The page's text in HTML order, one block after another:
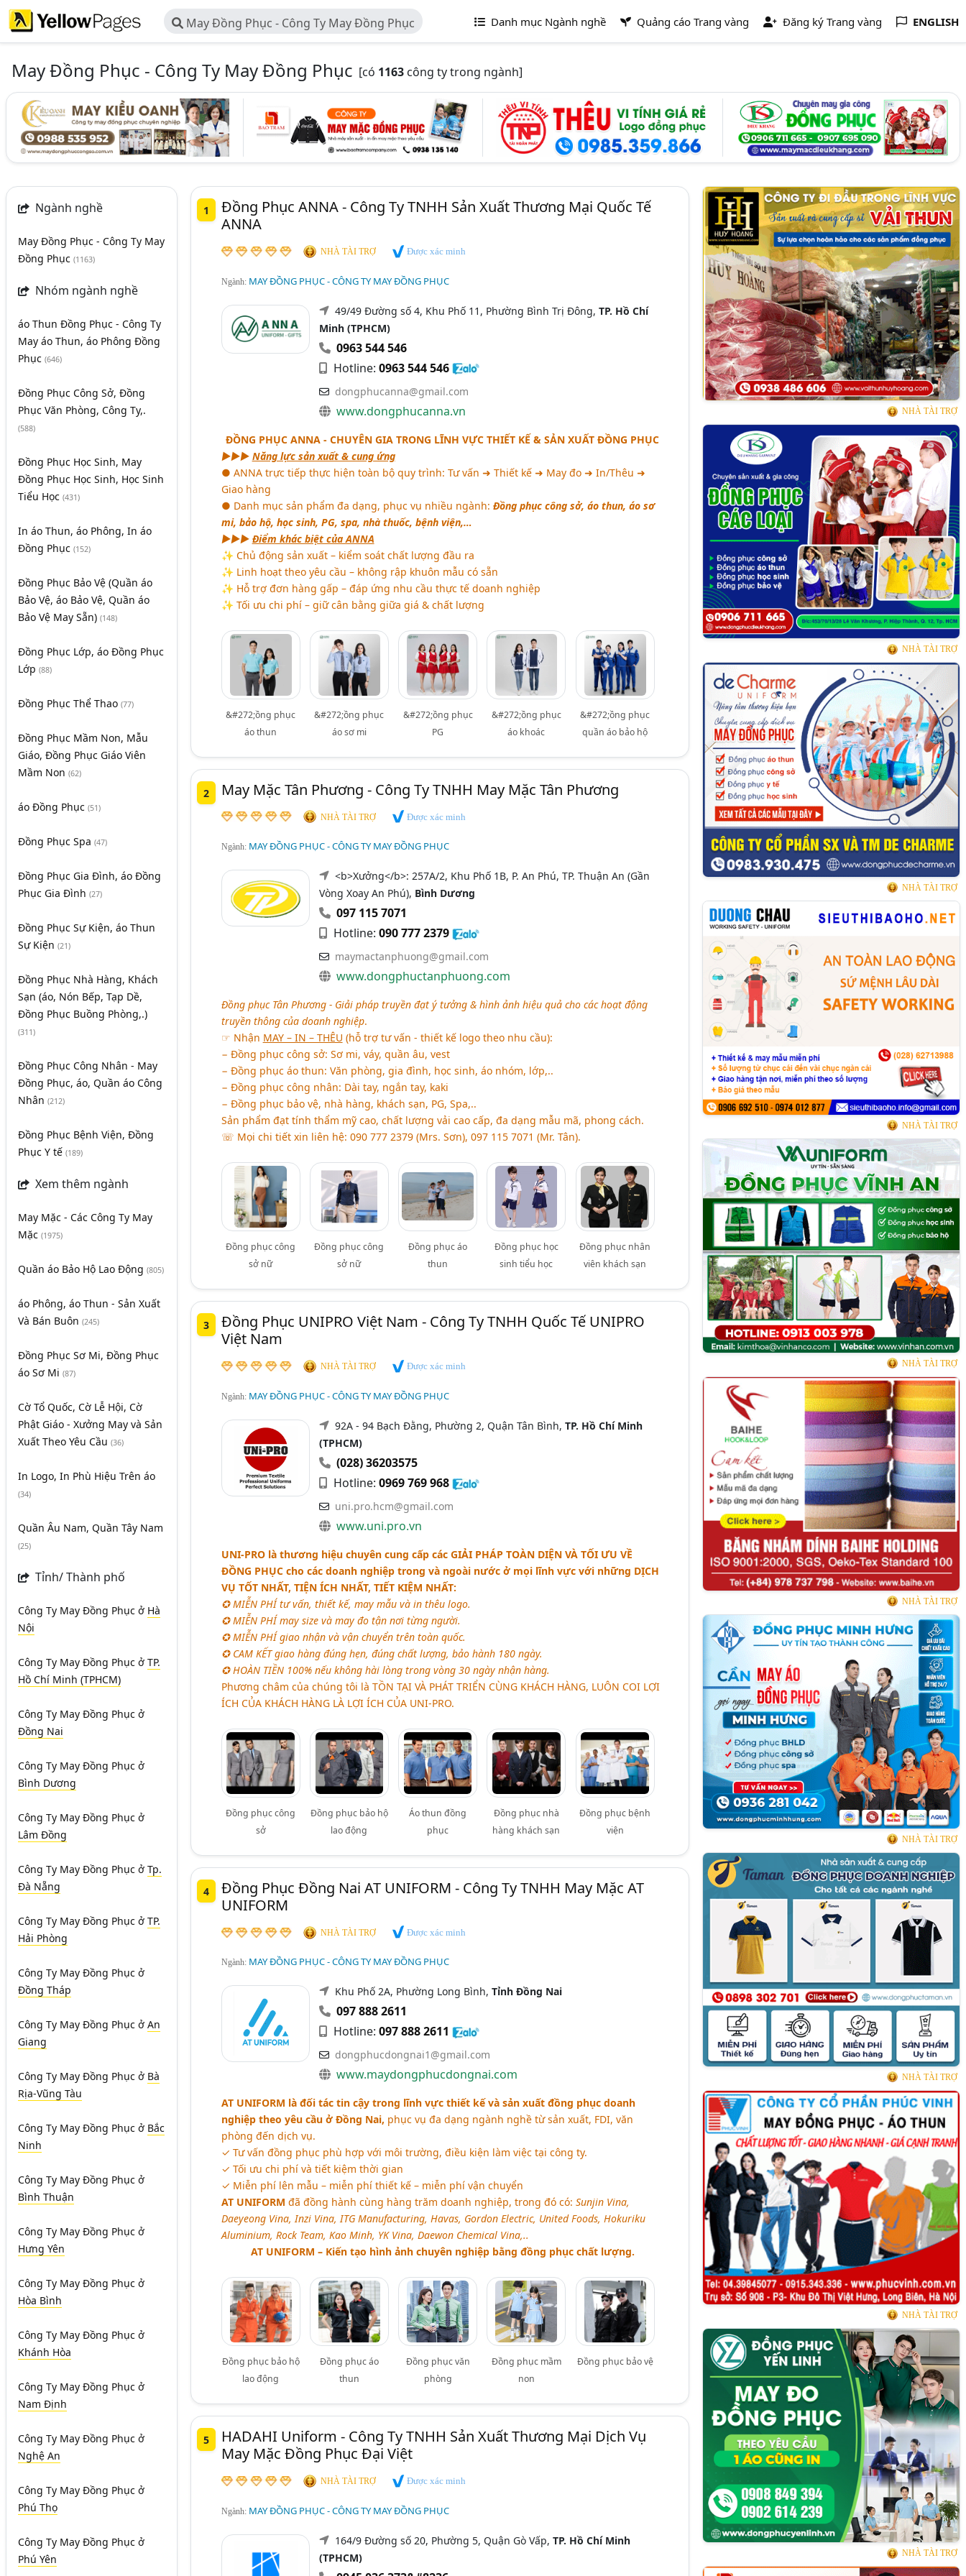
May Đồng Phục - Công Ty May Đồng Phục Danh mục Ngành nghề Quảng cáo Trang vàng Đăng ký Trang vàng ENGLISH
May Đồng Phục - Công Ty May Đồng Phục [có 1163 công ty trong ngành]
Ngành nghề
May Đồng Phục - Công Ty May
Đồng Phục (1163)
Nhóm ngành nghề
áo Thun Đồng Phục - Công Ty
May áo Thun, áo Phông Đồng
Phục (646)
Đồng Phục Công Sở, Đồng
Phục Văn Phòng, Công Ty,.
(588)
Đồng Phục Học Sinh, May
Đồng Phục Học Sinh, Học Sinh
Tiểu Học (431)
In áo Thun, áo Phông, In áo
Đồng Phục (152)
Đồng Phục Bảo Vệ (Quần áo
Bảo Vệ, áo Bảo Vệ, Quần áo
Bảo Vệ May Sẵn) (148)
Đồng Phục Lớp, áo Đồng Phục
Lớp (88)
Đồng Phục Thể Thao (77)
Đồng Phục Mầm Non, Mẫu
Giáo, Đồng Phục Giáo Viên
Mầm Non (62)
áo Đồng Phục (51)
Đồng Phục Spa (47)
Đồng Phục Gia Đình, áo Đồng
Phục Gia Đình (27)
Đồng Phục Sự Kiện, áo Thun
Sự Kiện (21)
Đồng Phục Nhà Hàng, Khách
Sạn (áo, Nón Bếp, Tạp Dề,
Đồng Phục Buồng Phòng,.)
(311)
Đồng Phục Công Nhân - May
Đồng Phục, áo, Quần áo Công
Nhân (212)
Đồng Phục Bệnh Viện, Đồng
Phục Y tế (189)
Xem thêm ngành
May Mặc - Các Công Ty May
Mặc (1975)
Quần áo Bảo Hộ Lao Động (805)
áo Phông, áo Thun - Sản Xuất
Và Bán Buôn (245)
Đồng Phục Sơ Mi, Đồng Phục
áo Sơ Mi (87)
Cờ Tổ Quốc, Cờ Lễ Hội, Cờ
Phật Giáo - Xưởng May và Sản
Xuất Theo Yêu Cầu (36)
In Logo, In Phù Hiệu Trên áo
(34)
Quần Âu Nam, Quần Tây Nam
(25)
Tỉnh/ Thành phố
Công Ty May Đồng Phục ở Hà
Nội
Công Ty May Đồng Phục ở TP.
Hồ Chí Minh (TPHCM)
Công Ty May Đồng Phục ở
Đồng Nai
Công Ty May Đồng Phục ở
Bình Dương
Công Ty May Đồng Phục ở
Lâm Đồng
Công Ty May Đồng Phục ở Tp.
Đà Nẵng
Công Ty May Đồng Phục ở TP.
Hải Phòng
Công Ty May Đồng Phục ở
Đồng Tháp
Công Ty May Đồng Phục ở An
Giang
Công Ty May Đồng Phục ở Bà
Rịa-Vũng Tàu
Công Ty May Đồng Phục ở Bắc
Ninh
Công Ty May Đồng Phục ở
Bình Thuận
Công Ty May Đồng Phục ở
Hưng Yên
Công Ty May Đồng Phục ở
Hòa Bình
Công Ty May Đồng Phục ở
Khánh Hòa
Công Ty May Đồng Phục ở
Nam Định
Công Ty May Đồng Phục ở
Nghệ An
Công Ty May Đồng Phục ở
Phú Thọ
Công Ty May Đồng Phục ở
Phú Yên
1
Đồng Phục ANNA - Công Ty TNHH Sản Xuất Thương Mại Quốc Tế
ANNA
NHÀ TÀI TRỢ Được xác minh
Ngành: MAY ĐỒNG PHỤC - CÔNG TY MAY ĐỒNG PHỤC
49/49 Đường số 4, Khu Phố 11, Phường Bình Trị Đông, TP. Hồ Chí
Minh (TPHCM)
0963 544 546
Hotline: 0963 544 546
dongphucanna@gmail.com
www.dongphucanna.vn
ĐỒNG PHỤC ANNA - CHUYÊN GIA TRONG LĨNH VỰC THIẾT KẾ & SẢN XUẤT ĐỒNG PHỤC
►►► Năng lực sản xuất & cung ứng
● ANNA trực tiếp thực hiện toàn bộ quy trình: Tư vấn ➜ Thiết kế ➜ May đo ➜ In/Thêu ➜
Giao hàng
● Danh mục sản phẩm đa dạng, phục vụ nhiều ngành: Đồng phục công sở, áo thun, áo sơ
mi, bảo hộ, học sinh, PG, spa, nhà thuốc, bệnh viện,…
►►► Điểm khác biệt của ANNA
✨ Chủ động sản xuất – kiểm soát chất lượng đầu ra
✨ Linh hoạt theo yêu cầu – không rập khuôn mẫu có sẵn
✨ Hỗ trợ đơn hàng gấp – đáp ứng nhu cầu thực tế doanh nghiệp
✨ Tối ưu chi phí – giữ cân bằng giữa giá & chất lượng
&#272;ồng phục
áo thun
&#272;ồng phục
áo sơ mi
&#272;ồng phục
PG
&#272;ồng phục
áo khoác
&#272;ồng phục
quần áo bảo hộ
2 May Mặc Tân Phương - Công Ty TNHH May Mặc Tân Phương
NHÀ TÀI TRỢ Được xác minh
Ngành: MAY ĐỒNG PHỤC - CÔNG TY MAY ĐỒNG PHỤC
<b>Xưởng</b>: 257A/2, Khu Phố 1B, P. An Phú, TP. Thuận An (Gần
Vòng Xoay An Phú), Bình Dương
097 115 7071
Hotline: 090 777 2379
maymactanphuong@gmail.com
www.dongphuctanphuong.com
Đồng phục Tân Phương - Giải pháp truyền đạt ý tưởng & hình ảnh hiệu quả cho các hoạt động
truyền thông của doanh nghiệp.
☞ Nhận MAY – IN – THÊU (hỗ trợ tư vấn - thiết kế logo theo nhu cầu):
− Đồng phục công sở: Sơ mi, váy, quần âu, vest
− Đồng phục áo thun: Văn phòng, gia đình, học sinh, áo nhóm, lớp,..
− Đồng phục công nhân: Dài tay, ngắn tay, kaki
− Đồng phục bảo vệ, nhà hàng, khách sạn, PG, Spa,..
Sản phẩm đạt tính thẩm mỹ cao, chất lượng vải cao cấp, đa dạng mẫu mã, phong cách.
☏ Mọi chi tiết xin liên hệ: 090 777 2379 (Mrs. Sơn), 097 115 7071 (Mr. Tân).
Đồng phục công
sở nữ
Đồng phục công
sở nữ
Đồng phục áo
thun
Đồng phục học
sinh tiểu học
Đồng phục nhân
viên khách sạn
3
Đồng Phục UNIPRO Việt Nam - Công Ty TNHH Quốc Tế UNIPRO
Việt Nam
NHÀ TÀI TRỢ Được xác minh
Ngành: MAY ĐỒNG PHỤC - CÔNG TY MAY ĐỒNG PHỤC
92A - 94 Bạch Đằng, Phường 2, Quận Tân Bình, TP. Hồ Chí Minh
(TPHCM)
(028) 36203575
Hotline: 0969 769 968
uni.pro.hcm@gmail.com
www.uni.pro.vn
UNI-PROlà thương hiệu chuyên cung cấp các GIẢI PHÁP TOÀN DIỆN VÀ TỐI ƯU VỀ
ĐỒNG PHỤCcho các doanh nghiệp trong và ngoài nước ở mọi lĩnh vực với những DỊCH
VỤ TỐT NHẤT, TIỆN ÍCH NHẤT, TIẾT KIỆM NHẤT:
✪ MIỄN PHÍ tư vấn, thiết kế, may mẫu và in thêu logo.
✪ MIỄN PHÍ may size và may đo tận nơi từng người.
✪ MIỄN PHÍ giao nhận và vận chuyển trên toàn quốc.
✪ CAM KẾT giao hàng đúng hẹn, đúng chất lượng, bảo hành 180 ngày.
✪ HOÀN TIỀN 100% nếu không hài lòng trong vòng 30 ngày nhận hàng.
Phương châm của chúng tôi là TỒN TẠI VÀ PHÁT TRIỂN CÙNG KHÁCH HÀNG, LUÔN COI LỢI
ÍCH CỦA KHÁCH HÀNG LÀ LỢI ÍCH CỦA UNI-PRO.
Đồng phục công
sở
Đồng phục bảo hộ
lao động
Áo thun đồng
phục
Đồng phục nhà
hàng khách sạn
Đồng phục bệnh
viện
4
Đồng Phục Đồng Nai AT UNIFORM - Công Ty TNHH May Mặc AT
UNIFORM
NHÀ TÀI TRỢ Được xác minh
Ngành: MAY ĐỒNG PHỤC - CÔNG TY MAY ĐỒNG PHỤC
Khu Phố 2A, Phường Long Bình, Tỉnh Đồng Nai
097 888 2611
Hotline: 097 888 2611
dongphucdongnai1@gmail.com
www.maydongphucdongnai.com
AT UNIFORM là đối tác tin cậy trong lĩnh vực thiết kế và sản xuất đồng phục doanh
nghiệp theo yêu cầu ở Đồng Nai, phục vụ đa dạng ngành nghề từ sản xuất, FDI, văn
phòng đến dịch vụ.
✓ Tư vấn đồng phục phù hợp với môi trường, điều kiện làm việc tại công ty.
✓ Tối ưu chi phí và tiết kiệm thời gian
✓ Miễn phí lên mẫu – miễn phí thiết kế – miễn phí vận chuyển
AT UNIFORM đã đồng hành cùng hàng trăm doanh nghiệp, trong đó có: Sunjin Vina,
Daeyeong Vina, Inzi Vina, ITG Manufacturing, Havas, Gordon Electric, United Foods, Hokuriku
Aluminium, Rock Team, Kao Minh, YK Vina, Daewon Chemical Vina,..
AT UNIFORM – Kiến tạo hình ảnh chuyên nghiệp bằng đồng phục chất lượng.
Đồng phục bảo hộ
lao động
Đồng phục áo
thun
Đồng phục văn
phòng
Đồng phục mầm
non
Đồng phục bảo vệ
5
HADAHI Uniform - Công Ty TNHH Sản Xuất Thương Mại Dịch Vụ
May Mặc Đồng Phục Đại Việt
NHÀ TÀI TRỢ Được xác minh
Ngành: MAY ĐỒNG PHỤC - CÔNG TY MAY ĐỒNG PHỤC
164/9 Đường số 20, Phường 5, Quận Gò Vấp, TP. Hồ Chí Minh
(TPHCM)
NHÀ TÀI TRỢ
NHÀ TÀI TRỢ
NHÀ TÀI TRỢ
NHÀ TÀI TRỢ
NHÀ TÀI TRỢ
NHÀ TÀI TRỢ
NHÀ TÀI TRỢ
NHÀ TÀI TRỢ
NHÀ TÀI TRỢ
NHÀ TÀI TRỢ